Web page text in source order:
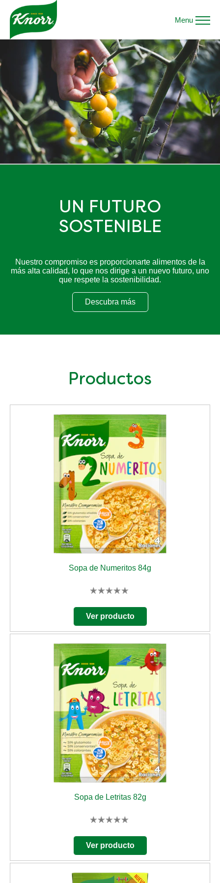
Menu
UN FUTURO
SOSTENIBLE
Nuestro compromiso es proporcionarte alimentos de la
más alta calidad, lo que nos dirige a un nuevo futuro, uno
que respete la sostenibilidad.
Descubra más
UN FUTURO SOSTENIBLE
Productos
Sopa de Numeritos 84g
No
han
enviado
calificaciones
para
product
Ver producto
Sopa de Letritas 82g
No
han
enviado
calificaciones
para
product
Ver producto